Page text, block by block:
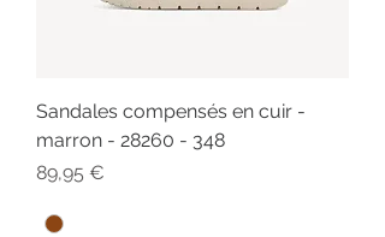
Sandales compensés en cuir -
marron - 28260 - 348
Prix
89,95 €